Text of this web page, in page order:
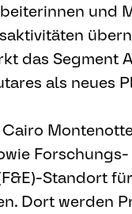
und
das Segment
als neues
Forschungs-
Standort
Dort werden